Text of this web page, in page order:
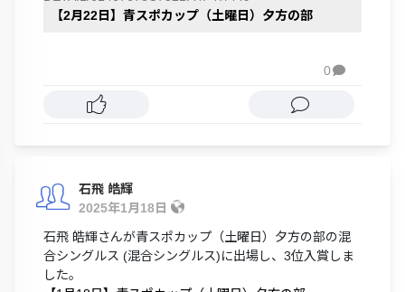
【2月22日】青スポカップ（土曜日）夕方の部
0
石飛 皓輝
2025年1月18日
石飛 皓輝さんが青スポカップ（土曜日）夕方の部の混
合シングルス (混合シングルス)に出場し、3位入賞しま
した。